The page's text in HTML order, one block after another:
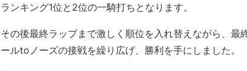
ランキング1位と2位の一騎打ちとなります。
その後最終ラップまで激しく順位を入れ替えながら、最
ールtoノーズの接戦を繰り広げ、勝利を手にしました。